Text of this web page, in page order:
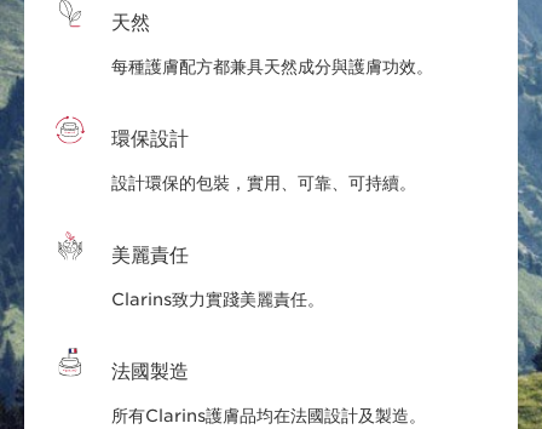
天然
每種護膚配方都兼具天然成分與護膚功效。
環保設計
設計環保的包裝，實用、可靠、可持續。
美麗責任
Clarins致力實踐美麗責任。
法國製造
所有Clarins護膚品均在法國設計及製造。